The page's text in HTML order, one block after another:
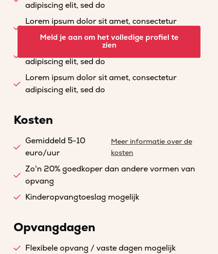
adipiscing elit, sed do
Lorem ipsum dolor sit amet, consectetur
adipiscing elit, sed do
Lorem ipsum dolor sit amet, consectetur
adipiscing elit, sed do
Lorem ipsum dolor sit amet, consectetur
adipiscing elit, sed do
Meld je aan om het volledige profiel te
zien
Kosten
Gemiddeld 5-10
euro/uur
Meer informatie over de
kosten
Zo'n 20% goedkoper dan andere vormen van
opvang
Kinderopvangtoeslag mogelijk
Opvangdagen
Flexibele opvang / vaste dagen mogelijk